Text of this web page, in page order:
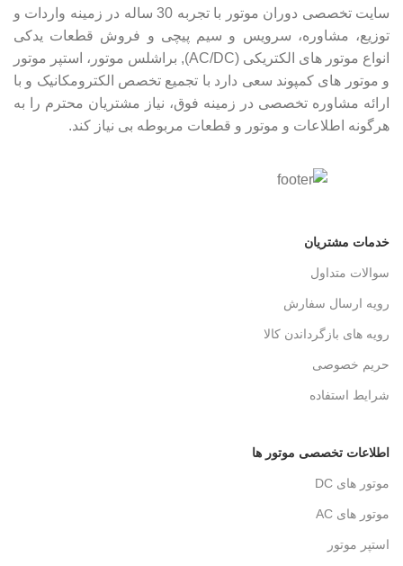
سایت تخصصی دوران موتور با تجربه 30 ساله در زمینه واردات و
توزیع، مشاوره، سرویس و سیم پیچی و فروش قطعات یدکی
انواع موتور های الکتریکی (AC/DC), براشلس موتور، استپر موتور
و موتور های کمپوند سعی دارد با تجمیع تخصص الکترومکانیک و با
ارائه مشاوره تخصصی در زمینه فوق، نیاز مشتریان محترم را به
هرگونه اطلاعات و موتور و قطعات مربوطه بی نیاز کند.
خدمات مشتریان
سوالات متداول
رویه ارسال سفارش
رویه های بازگرداندن کالا
حریم خصوصی
شرایط استفاده
اطلاعات تخصصی موتور ها
موتور های DC
موتور های AC
استپر موتور